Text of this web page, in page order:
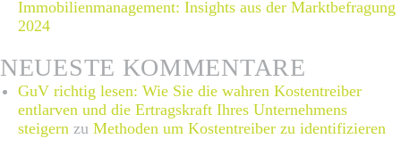
Immobilienmanagement: Insights aus der Marktbefragung
2024
NEUESTE KOMMENTARE
GuV richtig lesen: Wie Sie die wahren Kostentreiber
entlarven und die Ertragskraft Ihres Unternehmens
steigern zu Methoden um Kostentreiber zu identifizieren